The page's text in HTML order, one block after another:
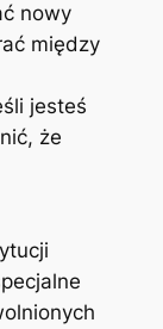
nowy
między
jesteś
że